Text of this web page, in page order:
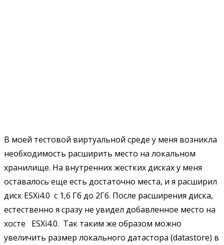
В моей тестовой виртуальной среде у меня возникла
необходимость расширить место на локальном
хранилище. На внутренних жестких дисках у меня
оставалось еще есть достаточно места, и я расширил
диск ESXi4.0 с 1,6 Гб до 2Гб. После расширения диска,
естественно я сразу не увидел добавленное место на
хосте ESXi4.0. Так таким же образом можно
увеличить размер локального датастора (datastore) в